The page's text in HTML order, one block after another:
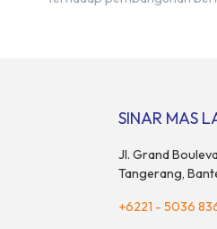
Green Pathway.SINAR MAS
Jl. Grand
Tangerang,
+6221 - 5036